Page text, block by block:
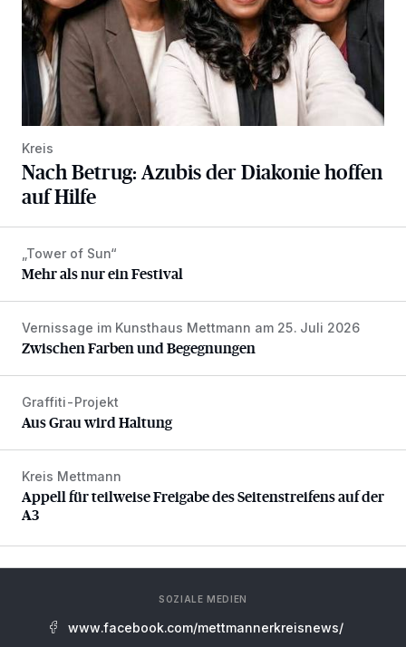
Kreis
Nach Betrug: Azubis der Diakonie hoffen
auf Hilfe
Mehr als nur ein Festival
„Tower of Sun“
Mehr als nur ein Festival
Zwischen Farben und Begegnungen
Vernissage im Kunsthaus Mettmann am 25. Juli 2026
Zwischen Farben und Begegnungen
Aus Grau wird Haltung
Graffiti-Projekt
Aus Grau wird Haltung
Appell für teilweise Freigabe des Seitenstreifens auf der A3
Kreis Mettmann
Appell für teilweise Freigabe des Seitenstreifens auf der
A3
SOZIALE MEDIEN
www.facebook.com/mettmannerkreisnews/